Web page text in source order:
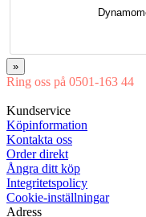
»
Ring oss på 0501-163 44
Kundservice
Köpinformation
Kontakta oss
Order direkt
Ångra ditt köp
Integritetspolicy
Cookie-inställningar
Adress